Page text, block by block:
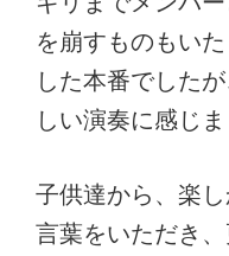
を崩すものもい
した本番でした
しい演奏に感じま
子供達から、楽し
言葉をいただき